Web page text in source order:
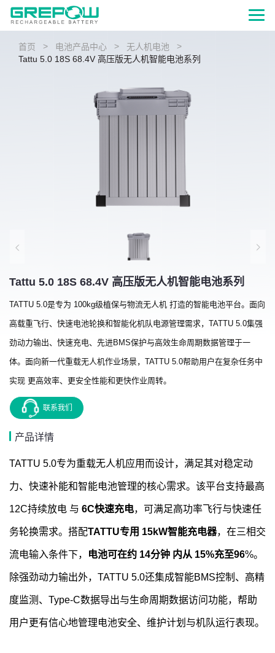
首页 > 电池产品中心 > 无人机电池
>
Tattu 5.0 18S 68.4V 高压版无人机智能电池系列
Tattu 5.0 18S 68.4V 高压版无人机智能电池系列
TATTU 5.0是专为 100kg级植保与物流无人机 打造的智能电池平台。面向
高载重飞行、快速电池轮换和智能化机队电源管理需求，TATTU 5.0集强
劲动力输出、快速充电、先进BMS保护与高效生命周期数据管理于一
体。面向新一代重载无人机作业场景，TATTU 5.0帮助用户在复杂任务中
实现 更高效率、更安全性能和更快作业周转。
联系我们
产品详情
TATTU 5.0专为重载无人机应用而设计，满足其对稳定动
力、快速补能和智能电池管理的核心需求。该平台支持最高
12C持续放电 与 6C快速充电，可满足高功率飞行与快速任
务轮换需求。搭配TATTU专用 15kW智能充电器，在三相交
流电输入条件下， 电池可在约 14分钟 内从 15%充至96%。
除强劲动力输出外，TATTU 5.0还集成智能BMS控制、高精
度监测、Type-C数据导出与生命周期数据访问功能，帮助
用户更有信心地管理电池安全、维护计划与机队运行表现。